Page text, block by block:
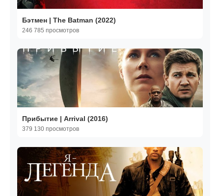
Бэтмен | The Batman (2022)
246 785 просмотров
Прибытие | Arrival (2016)
379 130 просмотров